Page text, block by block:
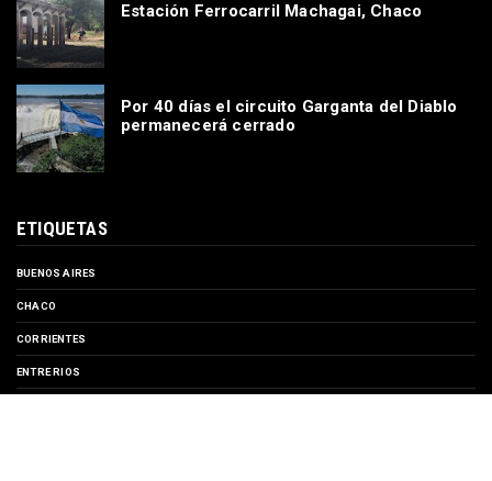
Estación Ferrocarril Machagai, Chaco
Por 40 días el circuito Garganta del Diablo
permanecerá cerrado
ETIQUETAS
BUENOS AIRES
CHACO
CORRIENTES
ENTRE RIOS